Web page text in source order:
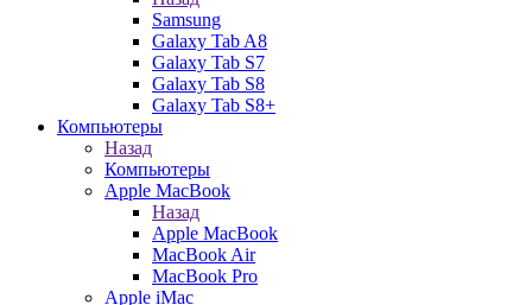
Samsung
Galaxy Tab A8
Galaxy Tab S7
Galaxy Tab S8
Galaxy Tab S8+
Компьютеры
Назад
Компьютеры
Apple MacBook
Назад
Apple MacBook
MacBook Air
MacBook Pro
Apple iMac